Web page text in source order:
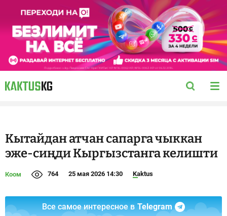
Кытайдан атчан сапарга чыккан
эже-сиңди Кыргызстанга келишти
Коом 764 25 мая 2026 14:30 Kaktus
Все самое интересное в Telegram